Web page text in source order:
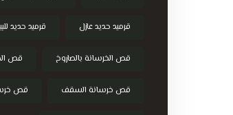
قرميد حديد عازل قرميد حديد
قص الخرسانة بالصاروخ قص
قص خرسانة السقف قص